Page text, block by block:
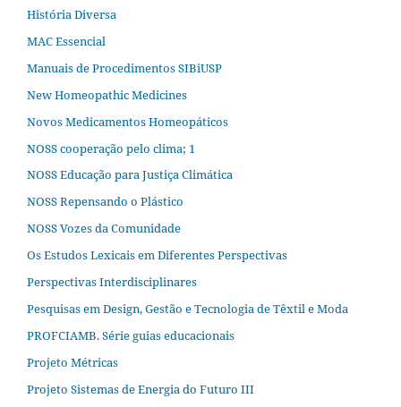
História Diversa
MAC Essencial
Manuais de Procedimentos SIBiUSP
New Homeopathic Medicines
Novos Medicamentos Homeopáticos
NOSS cooperação pelo clima; 1
NOSS Educação para Justiça Climática
NOSS Repensando o Plástico
NOSS Vozes da Comunidade
Os Estudos Lexicais em Diferentes Perspectivas
Perspectivas Interdisciplinares
Pesquisas em Design, Gestão e Tecnologia de Têxtil e Moda
PROFCIAMB. Série guias educacionais
Projeto Métricas
Projeto Sistemas de Energia do Futuro III